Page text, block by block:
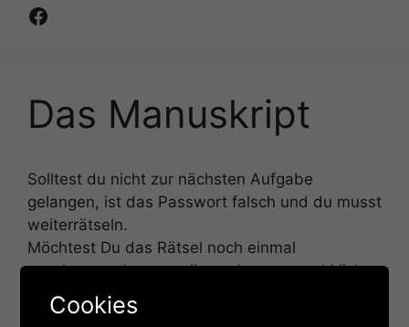
Facebook
Das Manuskript
Solltest du nicht zur nächsten Aufgabe
gelangen, ist das Passwort falsch und du musst
weiterrätseln.
Möchtest Du das Rätsel noch einmal
anschauen, dann scrolle nach unten und klicke
nochmal auf das aktuelle Rätsel.
Eventuell musst du dann noch einmal das letzte
Cookies